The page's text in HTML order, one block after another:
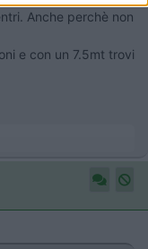
Anche perchè non
e con un 7.5mt trovi